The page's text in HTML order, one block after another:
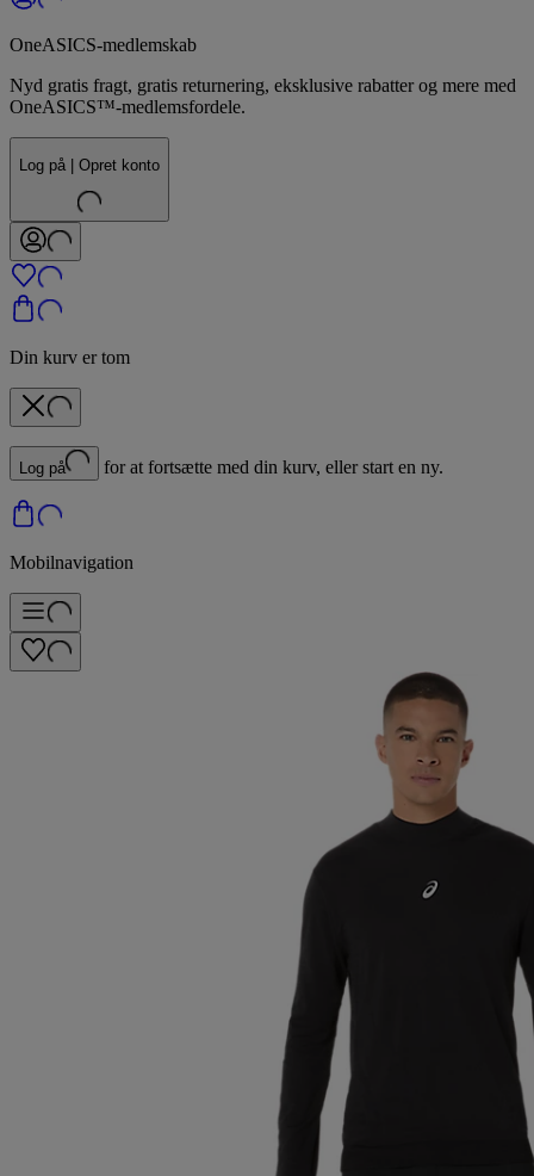
OneASICS-medlemskab
Nyd gratis fragt, gratis returnering, eksklusive rabatter og mere med
OneASICS™-medlemsfordele.
Log på | Opret konto
Din kurv er tom
Log på for at fortsætte med din kurv, eller start en ny.
Mobilnavigation